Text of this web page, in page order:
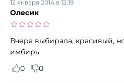
Олесик
12 января 2014 в 12:19
Вчера выбирала, красивый,
имбирь
0
0